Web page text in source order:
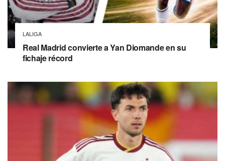
LALIGA
Real Madrid convierte a Yan Diomande en su
fichaje récord